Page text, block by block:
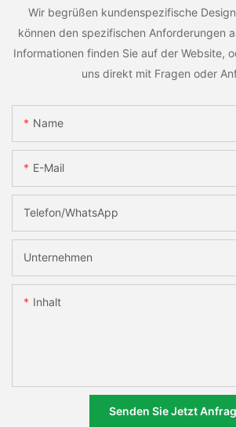
Wir begrüßen kundenspezifische
können den spezifischen Anforderungen
Informationen finden Sie auf der Website,
uns direkt mit Fragen oder
Name
E-Mail
Telefon/WhatsApp
Unternehmen
Inhalt
Senden Sie Jetzt